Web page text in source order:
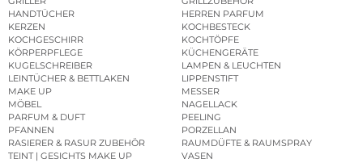
HANDTÜCHER
HERREN PARFUM
KERZEN
KOCHBESTECK
KOCHGESCHIRR
KOCHTÖPFE
KÖRPERPFLEGE
KÜCHENGERÄTE
KUGELSCHREIBER
LAMPEN & LEUCHTEN
LEINTÜCHER & BETTLAKEN
LIPPENSTIFT
MAKE UP
MESSER
MÖBEL
NAGELLACK
PARFUM & DUFT
PEELING
PFANNEN
PORZELLAN
RASIERER & RASUR ZUBEHÖR
RAUMDÜFTE & RAUMSPRAY
TEINT | GESICHTS MAKE UP
VASEN